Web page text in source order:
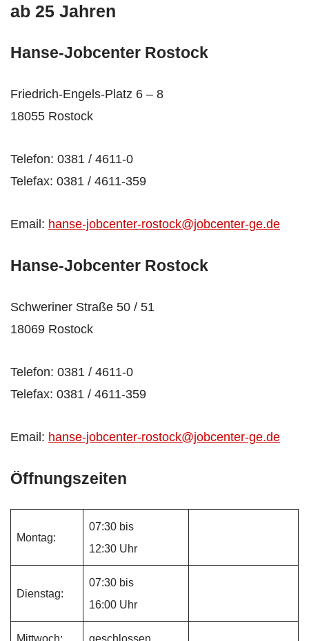
ab 25 Jahren
Hanse-Jobcenter Rostock
Friedrich-Engels-Platz 6 – 8
18055 Rostock
Telefon: 0381 / 4611-0
Telefax: 0381 / 4611-359
Email: hanse-jobcenter-rostock@jobcenter-ge.de
Hanse-Jobcenter Rostock
Schweriner Straße 50 / 51
18069 Rostock
Telefon: 0381 / 4611-0
Telefax: 0381 / 4611-359
Email: hanse-jobcenter-rostock@jobcenter-ge.de
Öffnungszeiten
Montag:
07:30 bis
12:30 Uhr
Dienstag:
07:30 bis
16:00 Uhr
Mittwoch: geschlossen